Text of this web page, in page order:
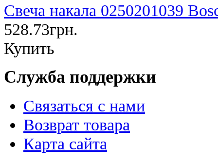
Свеча накала 0250201039
528.73грн.
Купить
Служба поддержки
Связаться с нами
Возврат товара
Карта сайта